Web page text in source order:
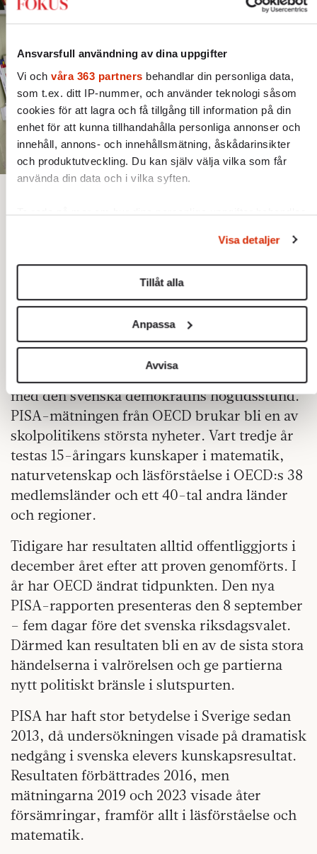
Ansvarsfull användning av dina uppgifter
Vi och våra 363 partners behandlar din personliga data,
som t.ex. ditt IP-nummer, och använder teknologi såsom
cookies för att lagra och få tillgång till information på din
enhet för att kunna tillhandahålla personliga annonser och
innehåll, annons- och innehållsmätning, åskådarinsikter
och produktutveckling. Du kan själv välja vilka som får
använda din data och i vilka syften.
Ta reda på mer om hur dina personliga uppgifter behandlas
ändra eller dra tillbaka ditt samtycke när som helst från
cookie-förklaringen.
Vi använder enhetsidentifierare för att anpassa innehållet
för sociala medier och analysera vår trafik. Vi
vidarebefordrar även sådana identifierare och annan
information från din enhet till de sociala medier och
annons- och analysföretag som vi samarbetar med. Dessa
kan i sin tur kombinera informationen med annan
information som du har tillhandahållit eller som de har
samlat in när du har använt deras tjänster.
Om du vill läsa mer om hur vi hanterar personuppgifter
kan du göra det
här
Visa detaljer
Tillåt alla
Anpassa
Avvisa
F em dagar före valet får väljarna ett
besked som tidigare aldrig sammanträffat
med den svenska demokratins högtidsstund.
PISA-mätningen från OECD brukar bli en av
skolpolitikens största nyheter. Vart tredje år
testas 15-åringars kunskaper i matematik,
naturvetenskap och läsförståelse i OECD:s 38
medlemsländer och ett 40-tal andra länder
och regioner.
Tidigare har resultaten alltid offentliggjorts i
december året efter att proven genomförts. I
år har OECD ändrat tidpunkten. Den nya
PISA-rapporten presenteras den 8 september
– fem dagar före det svenska riksdagsvalet.
Därmed kan resultaten bli en av de sista stora
händelserna i valrörelsen och ge partierna
nytt politiskt bränsle i slutspurten.
PISA har haft stor betydelse i Sverige sedan
2013, då undersökningen visade på dramatisk
nedgång i svenska elevers kunskapsresultat.
Resultaten förbättrades 2016, men
mätningarna 2019 och 2023 visade åter
försämringar, framför allt i läsförståelse och
matematik.